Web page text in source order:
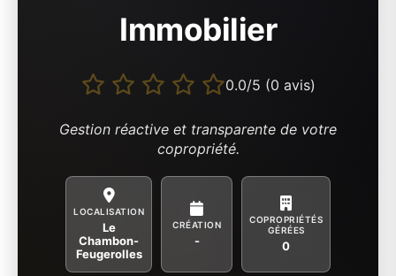
Immobilier
0.0/5 (0 avis)
Gestion réactive et transparente de votre
copropriété.
LOCALISATION
Le
Chambon-
Feugerolles
CRÉATION
-
COPROPRIÉTÉS
GÉRÉES
0